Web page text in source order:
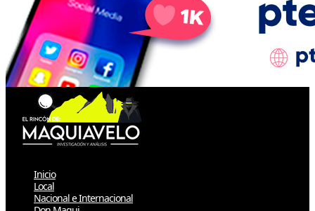
Inicio
Local
Nacional e Internacional